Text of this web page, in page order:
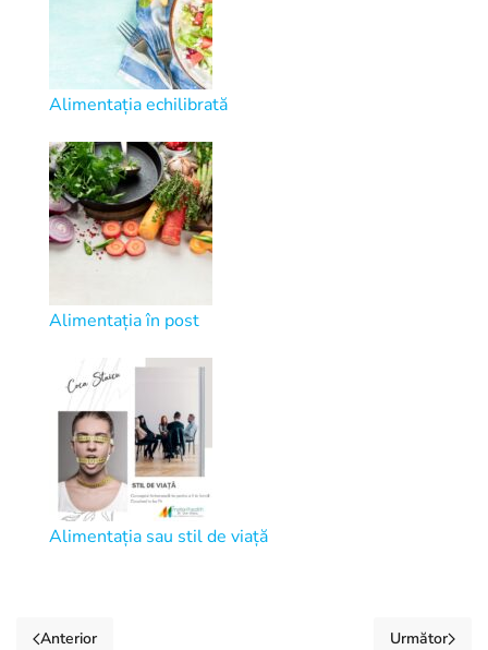
Alimentația echilibrată
Alimentația în post
Alimentația sau stil de viață
Anterior Următor